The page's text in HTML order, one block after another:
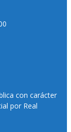
con carácter
por Real